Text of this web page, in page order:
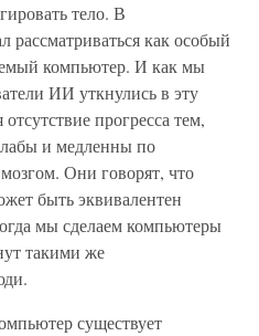
тело. В
рассматриваться как особый
компьютер. И как мы
ИИ уткнулись в эту
прогресса тем,
и медленны по
Они говорят, что
быть эквивалентен
мы сделаем компьютеры
такими же
существует